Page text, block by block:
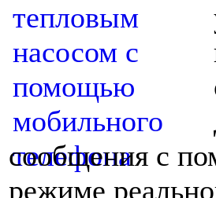
сообщения с
режиме